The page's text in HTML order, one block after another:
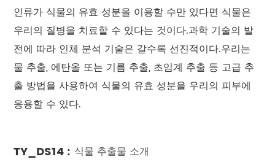
인류가 식물의 유효 성분을 이용할 수만 있다면 식물은
우리의 질병을 치료할 수 있다는 것이다.과학 기술의 발
전에 따라 인체 분석 기술은 갈수록 선진적이다.우리는
물 추출, 에탄올 또는 기름 추출, 초임계 추출 등 고급 추
출 방법을 사용하여 식물의 유효 성분을 우리의 피부에
응용할 수 있다.
TY_DS14 : 식물 추출물 소개